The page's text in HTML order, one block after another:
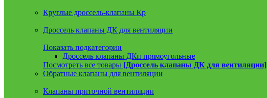
Круглые дроссель-клапаны Кр
Дроссель клапаны ДК для вентиляции
Показать подкатегории
Дроссель клапаны ДКп прямоугольные
Посмотреть все товары [Дроссель клапаны ДК для вентиляции]
Обратные клапаны для вентиляции
Клапаны приточной вентиляции